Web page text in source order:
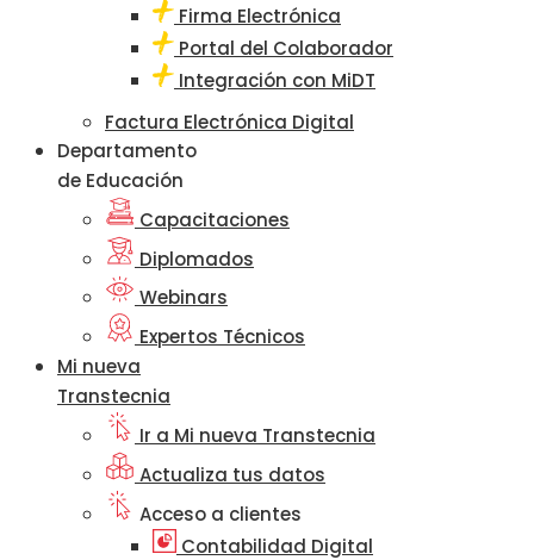
Firma Electrónica
Portal del Colaborador
Integración con MiDT
Factura Electrónica Digital
Departamento
de Educación
Capacitaciones
Diplomados
Webinars
Expertos Técnicos
Mi nueva
Transtecnia
Ir a Mi nueva Transtecnia
Actualiza tus datos
Acceso a clientes
Contabilidad Digital